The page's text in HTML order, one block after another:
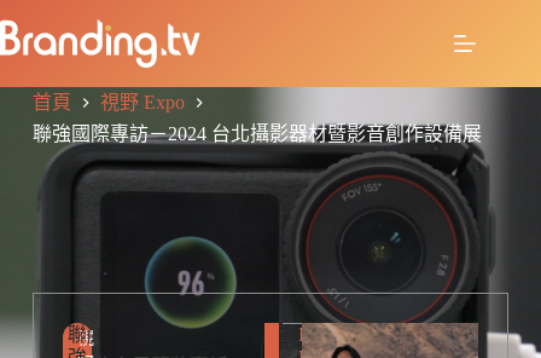
首頁
視野 Expo
聯強國際專訪－2024 台北攝影器材暨影音創作設備展
視
聯K
R